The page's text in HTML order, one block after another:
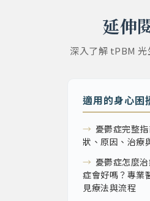
延伸
深入了解 tPBM 光
適用的身心困
→ 憂鬱症完整
狀、原因、治療
→ 憂鬱症怎麼
症會好嗎？專業
見療法與流程